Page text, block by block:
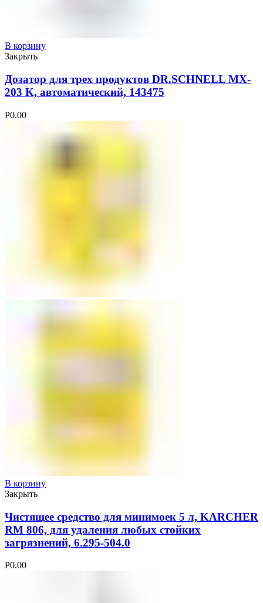
В корзину
Закрыть
Дозатор для трех продуктов DR.SCHNELL MX-
203 K, автоматический, 143475
Р0.00
В корзину
Закрыть
Чистящее средство для минимоек 5 л, KARCHER
RM 806, для удаления любых стойких
загрязнений, 6.295-504.0
Р0.00